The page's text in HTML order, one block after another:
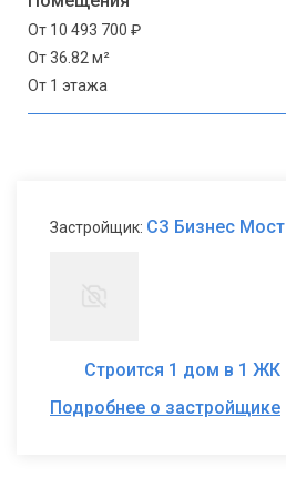
От 10 493 700 ₽
От 36.82 м²
От 1 этажа
Застройщик: СЗ Бизнес Мост
Строится 1 дом в 1 ЖК
Подробнее о застройщике